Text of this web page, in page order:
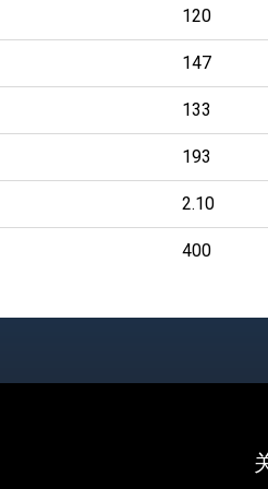
120
147
133
193
2.10
400